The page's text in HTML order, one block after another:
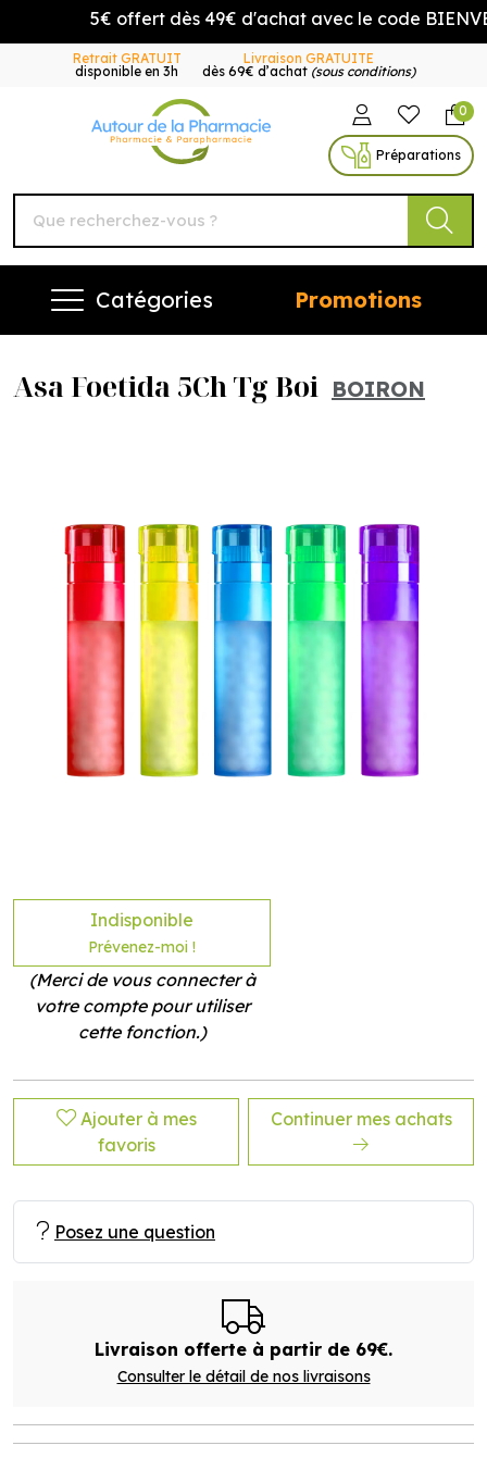
5€ offert dès 49€ d'achat avec le code
Retrait GRATUIT
disponible en 3h
Livraison GRATUITE
dès 69€ d’achat (sous conditions)
Autour de la Pharmacie
0
Préparations
Catégories Promotions
Asa Foetida 5Ch Tg Boi BOIRON
Indisponible
Prévenez-moi !
(Merci de vous connecter à
votre compte pour utiliser
cette fonction.)
Ajouter à mes
favoris
Continuer mes achats
Posez une question
Livraison offerte à partir de 69€.
Consulter le détail de nos livraisons